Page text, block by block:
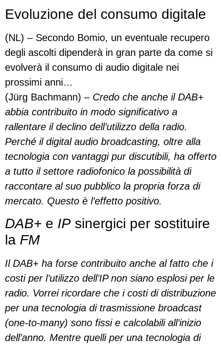
Evoluzione del consumo digitale
(NL) – Secondo Bomio, un eventuale recupero
degli ascolti dipenderà in gran parte da come si
evolverà il consumo di audio digitale nei
prossimi anni…
(Jürg Bachmann) – Credo che anche il DAB+
abbia contribuito in modo significativo a
rallentare il declino dell’utilizzo della radio.
Perché il digital audio broadcasting, oltre alla
tecnologia con vantaggi pur discutibili, ha offerto
a tutto il settore radiofonico la possibilità di
raccontare al suo pubblico la propria forza di
mercato. Questo è l’effetto positivo.
DAB+ e IP sinergici per sostituire
la FM
Il DAB+ ha forse contribuito anche al fatto che i
costi per l’utilizzo dell’IP non siano esplosi per le
radio. Vorrei ricordare che i costi di distribuzione
per una tecnologia di trasmissione broadcast
(one-to-many) sono fissi e calcolabili all’inizio
dell’anno. Mentre quelli per una tecnologia di